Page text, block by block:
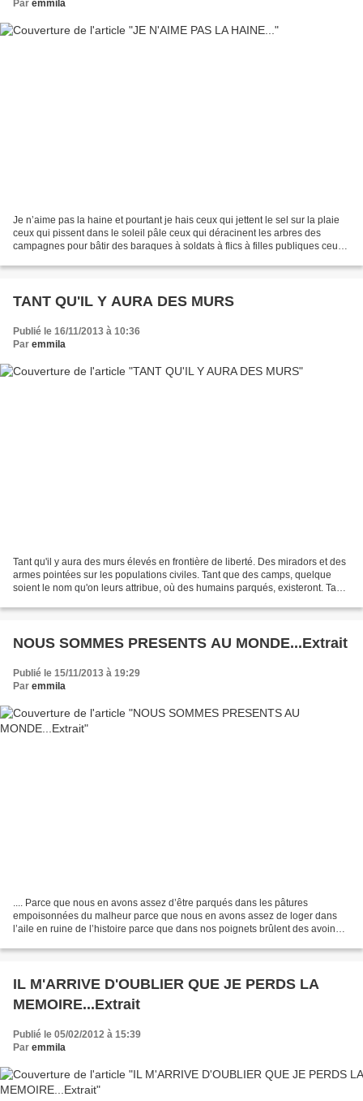
Par emmila
Je n’aime pas la haine et pourtant je hais ceux qui jettent le sel sur la plaie
ceux qui pissent dans le soleil pâle ceux qui déracinent les arbres des
campagnes pour bâtir des baraques à soldats à flics à filles publiques ceux
TANT QU'IL Y AURA DES MURS
Publié le 16/11/2013 à 10:36
Par emmila
Tant qu'il y aura des murs élevés en frontière de liberté. Des miradors et des
armes pointées sur les populations civiles. Tant que des camps, quelque
soient le nom qu'on leurs attribue, où des humains parqués, existeront. Tant
NOUS SOMMES PRESENTS AU MONDE...Extrait
Publié le 15/11/2013 à 19:29
Par emmila
.... Parce que nous en avons assez d’être parqués dans les pâtures
empoisonnées du malheur parce que nous en avons assez de loger dans
l’aile en ruine de l’histoire parce que dans nos poignets brûlent des avoines
IL M'ARRIVE D'OUBLIER QUE JE PERDS LA
MEMOIRE...Extrait
Publié le 05/02/2012 à 15:39
Par emmila